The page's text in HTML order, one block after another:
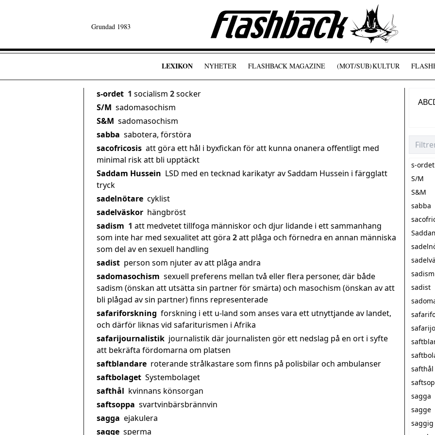
Grundad 1983
LEXIKON NYHETER FLASHBACK MAGAZINE (MOT/SUB)KULTUR
s-ordet 1 socialism 2socker
S/M sadomasochism
S&M sadomasochism
sabba sabotera, förstöra
sacofricosis att göra ett hål i byxfickan för att kunna onanera offentligt med
minimal risk att bli upptäckt
Saddam Hussein LSD med en tecknad karikatyr av Saddam Hussein i färgglatt
tryck
sadelnötare cyklist
sadelväskor hängbröst
sadism 1 att medvetet tillfoga människor och djur lidande i ett sammanhang
som inte har med sexualitet att göra 2att plåga och förnedra en annan människa
som del av en sexuell handling
sadist person som njuter av att plåga andra
sadomasochism sexuell preferens mellan två eller flera personer, där både
sadism (önskan att utsätta sin partner för smärta) och masochism (önskan av att
bli plågad av sin partner) finns representerade
safariforskning forskning i ett u-land som anses vara ett utnyttjande av landet,
och därför liknas vid safariturismen i Afrika
safarijournalistik journalistik där journalisten gör ett nedslag på en ort i syfte
att bekräfta fördomarna om platsen
saftblandare roterande strålkastare som finns på polisbilar och ambulanser
saftbolaget Systembolaget
safthål kvinnans könsorgan
saftsoppa svartvinbärsbrännvin
sagga ejakulera
sagge sperma
ABC
s-ordet
S/M
S&M
sabba
sadism
sadist
safthål
sagga
sagge
saggig